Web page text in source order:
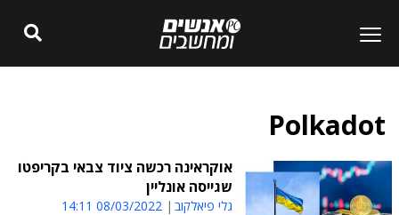
Polkadot
אוקראינה רכשה ציוד צבאי בקריפטו
שגייסה אונליין
גלי פיאלקוב 08/03/2022 14:11